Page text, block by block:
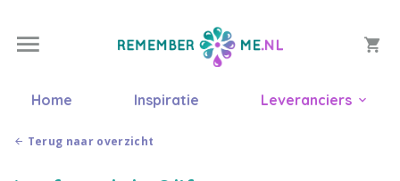
Home Inspiratie Leveranciers
Terug naar overzicht